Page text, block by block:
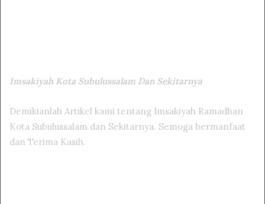
Imsakiyah Kota Subulussalam Dan Sekitarnya
Demikianlah Artikel kami tentang Imsakiyah Ramadhan
Kota Subulussalam dan Sekitarnya. Semoga bermanfaat
dan Terima Kasih.